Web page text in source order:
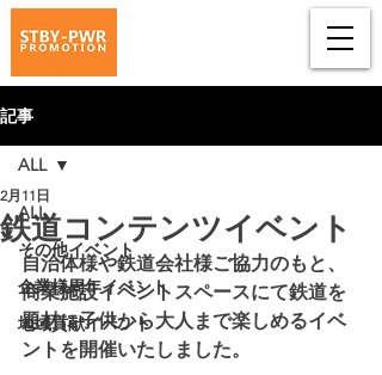
記事
ALL
その他イベント
企業様周年イベント
地域貢献イベント
ALL
鉄道コンテンツイベント
2月11日
自治体様や鉄道会社様ご協力のもと、
商業施設イベントスペースにて鉄道を
題材に子供から大人まで楽しめるイベ
ントを開催いたしました。